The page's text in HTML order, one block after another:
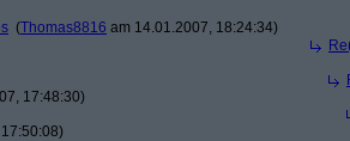
(Thomas8816 am 14.01.2007, 18:24:34)
17:48:30)